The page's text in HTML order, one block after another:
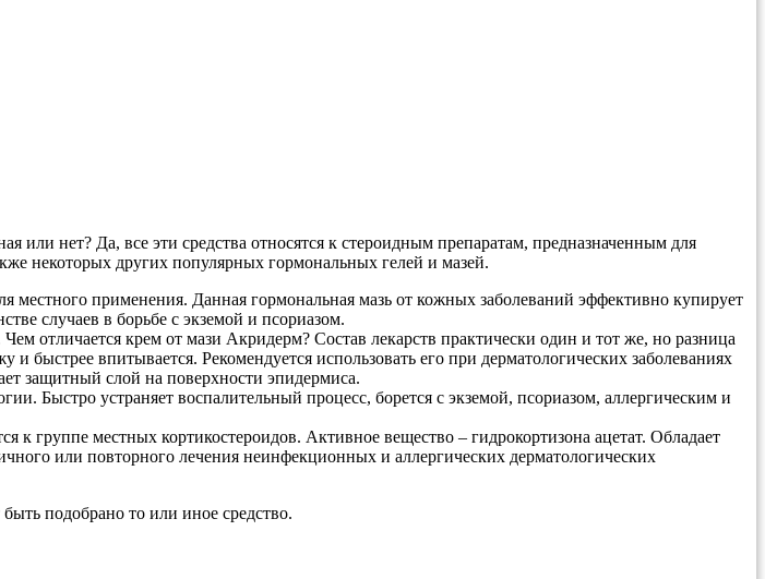
нет? Да, все эти средства относятся к стероидным препаратам, предназначенным для
некоторых других популярных гормональных гелей и мазей.
применения. Данная гормональная мазь от кожных заболеваний эффективно купирует
случаев в борьбе с экземой и псориазом.
отличается крем от мази Акридерм? Состав лекарств практически один и тот же, но разница
быстрее впитывается. Рекомендуется использовать его при дерматологических заболеваниях
защитный слой на поверхности эпидермиса.
Быстро устраняет воспалительный процесс, борется с экземой, псориазом, аллергическим и
к группе местных кортикостероидов. Активное вещество – гидрокортизона ацетат. Обладает
или повторного лечения неинфекционных и аллергических дерматологических
подобрано то или иное средство.